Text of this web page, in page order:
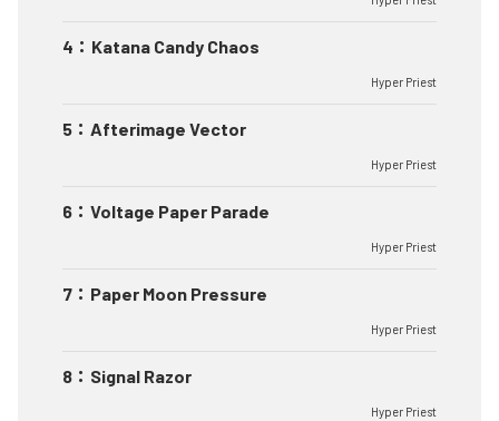
4 ： Katana Candy Chaos
Hyper Priest
5 ： Afterimage Vector
Hyper Priest
6 ： Voltage Paper Parade
Hyper Priest
7 ： Paper Moon Pressure
Hyper Priest
8 ： Signal Razor
Hyper Priest